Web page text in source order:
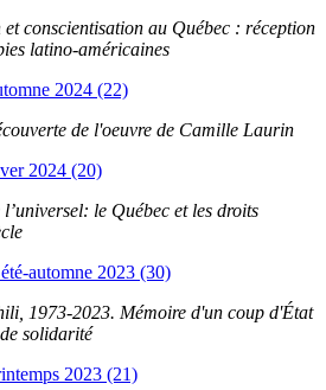
conscientisation au Québec : réception
latino-américaines
2024 (22)
de l'oeuvre de Camille Laurin
2024 (20)
le Québec et les droits
automne 2023 (30)
1973-2023. Mémoire d'un coup d'État
solidarité
2023 (21)